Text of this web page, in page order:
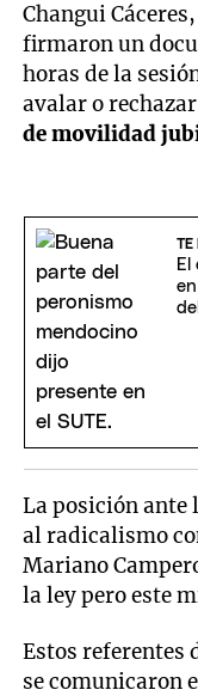
Changui
firmaron un
horas de la
avalar o
de movilidad
TE
El
La posición
al radicalismo
Mariano
la ley pero este
Estos referentes
se comunicaron